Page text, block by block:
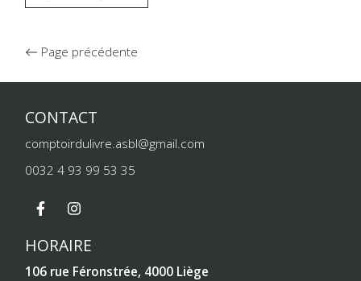
Page précédente
CONTACT
comptoirdulivre.asbl@gmail.com
0032 4 93 99 53 35
HORAIRE
106 rue Féronstrée, 4000 Liège